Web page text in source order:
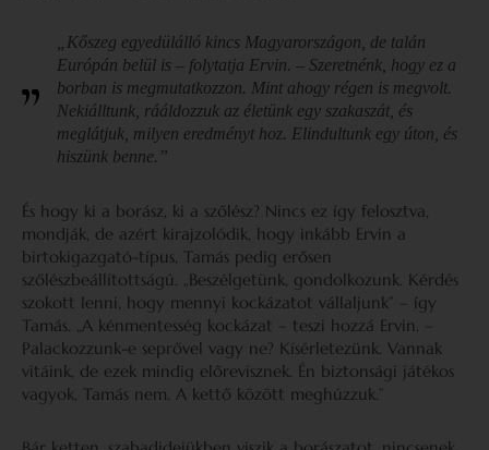
„Kőszeg egyedülálló kincs Magyarországon, de talán
Európán belül is – folytatja Ervin. – Szeretnénk, hogy ez a
borban is megmutatkozzon. Mint ahogy régen is megvolt.
Nekiálltunk, rááldozzuk az életünk egy szakaszát, és
meglátjuk, milyen eredményt hoz. Elindultunk egy úton, és
hiszünk benne.”
És hogy ki a borász, ki a szőlész? Nincs ez így felosztva,
mondják, de azért kirajzolódik, hogy inkább Ervin a
birtokigazgató-típus, Tamás pedig erősen
szőlészbeállítottságú. „Beszélgetünk, gondolkozunk. Kérdés
szokott lenni, hogy mennyi kockázatot vállaljunk” – így
Tamás. „A kénmentesség kockázat – teszi hozzá Ervin. –
Palackozzunk-e seprővel vagy ne? Kísérletezünk. Vannak
vitáink, de ezek mindig előrevisznek. Én biztonsági játékos
vagyok, Tamás nem. A kettő között meghúzzuk.”